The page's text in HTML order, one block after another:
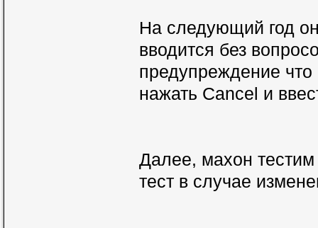
На следующий год
вводится без
предупреждение
нажать Cancel и
Далее, махон
тест в случае